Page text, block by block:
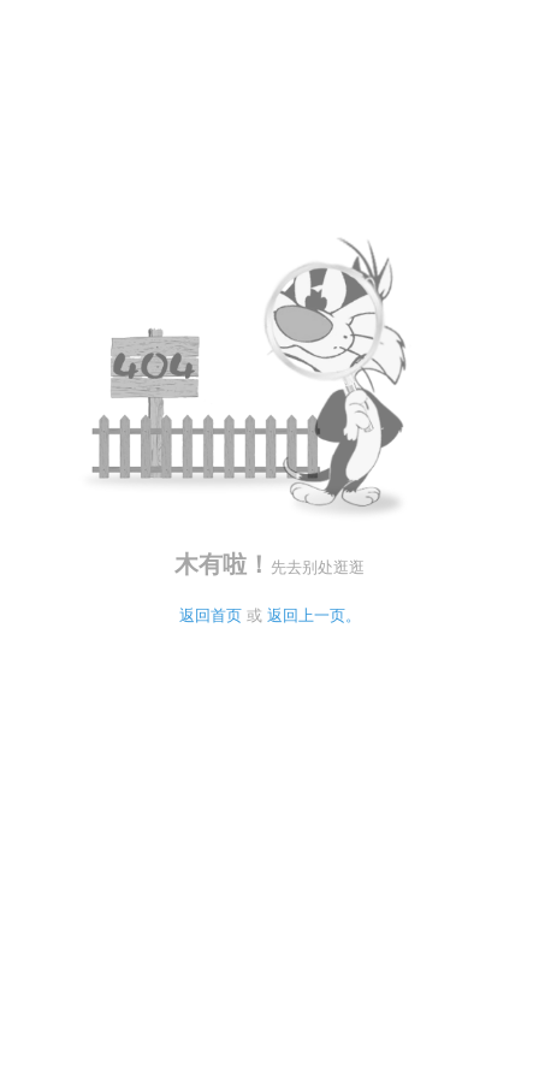
木有啦！ 先去别处逛逛
返回首页 或 返回上一页。